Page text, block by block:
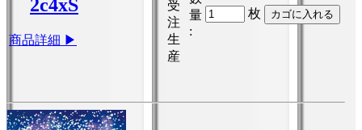
商品詳細 ▶
受
注
生
産
量
:
枚